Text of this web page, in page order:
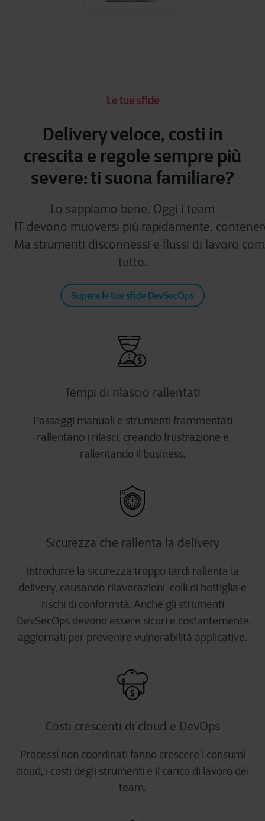
Le tue sfide
Delivery veloce, costi in
crescita e regole sempre più
severe: ti suona familiare?
Lo sappiamo bene. Oggi i team
IT devono muoversi più rapidamente,
Ma strumenti disconnessi e flussi di lavoro
tutto.
Supera le tue sfide DevSecOps
Tempi di rilascio rallentati
Passaggi manuali e strumenti frammentati
rallentano i rilasci, creando frustrazione e
rallentando il business.
Sicurezza che rallenta la delivery
Introdurre la sicurezza troppo tardi rallenta la
delivery, causando rilavorazioni, colli di bottiglia e
rischi di conformità. Anche gli strumenti
DevSecOps devono essere sicuri e costantemente
aggiornati per prevenire vulnerabilità applicative.
Costi crescenti di cloud e DevOps
Processi non coordinati fanno crescere i consumi
cloud, i costi degli strumenti e il carico di lavoro dei
team.